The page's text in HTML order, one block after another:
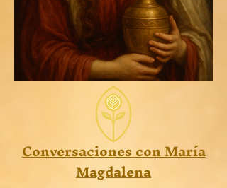
Conversaciones con María
Magdalena